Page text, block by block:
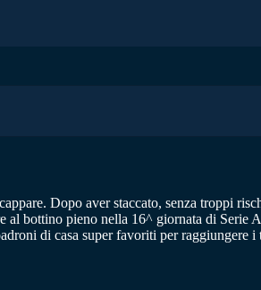
Dopo aver staccato, senza troppi
al bottino pieno nella 16^ giornata di
di casa super favoriti per raggiungere i